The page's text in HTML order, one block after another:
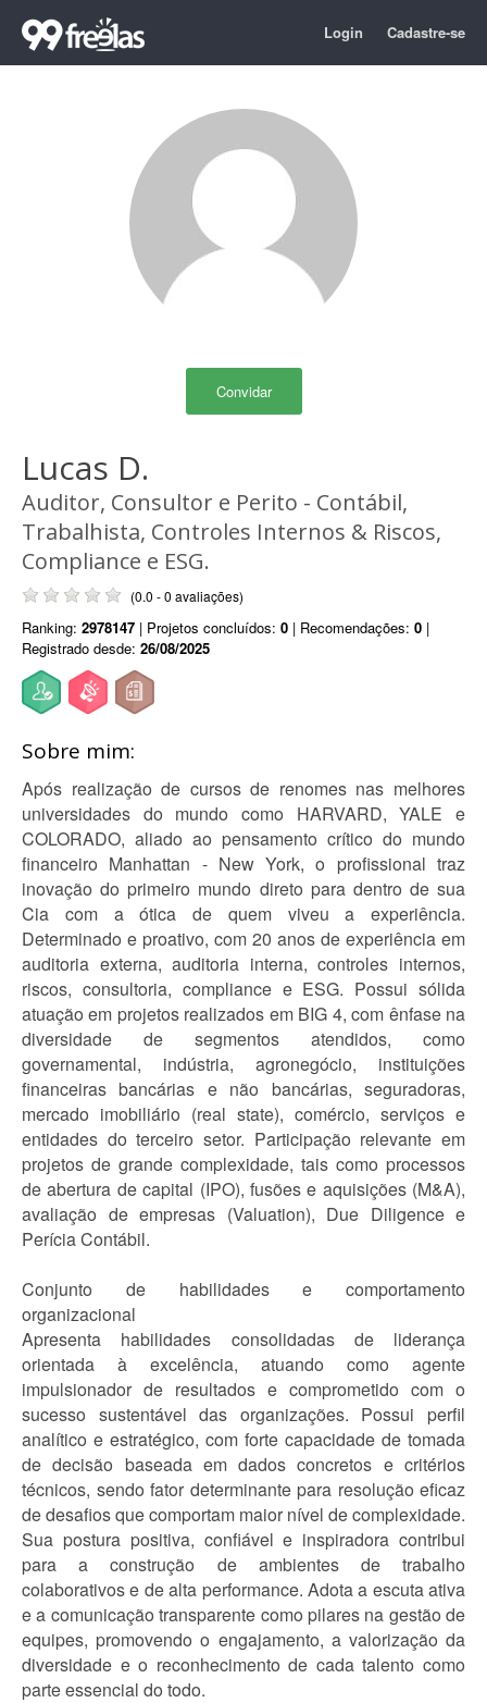
Login Cadastre-se
Convidar
Lucas D.
Auditor, Consultor e Perito - Contábil,
Trabalhista, Controles Internos & Riscos,
Compliance e ESG.
(0.0 - 0 avaliações)
Ranking: 2978147 | Projetos concluídos: 0 | Recomendações: 0 |
Registrado desde: 26/08/2025
Sobre mim:
Após realização de cursos de renomes nas melhores
universidades do mundo como HARVARD, YALE e
COLORADO, aliado ao pensamento crítico do mundo
financeiro Manhattan - New York, o profissional traz
inovação do primeiro mundo direto para dentro de sua
Cia com a ótica de quem viveu a experiência.
Determinado e proativo, com 20 anos de experiência em
auditoria externa, auditoria interna, controles internos,
riscos, consultoria, compliance e ESG. Possui sólida
atuação em projetos realizados em BIG 4, com ênfase na
diversidade de segmentos atendidos, como
governamental, indústria, agronegócio, instituições
financeiras bancárias e não bancárias, seguradoras,
mercado imobiliário (real state), comércio, serviços e
entidades do terceiro setor. Participação relevante em
projetos de grande complexidade, tais como processos
de abertura de capital (IPO), fusões e aquisições (M&A),
avaliação de empresas (Valuation), Due Diligence e
Perícia Contábil.
Conjunto de habilidades e comportamento
organizacional
Apresenta habilidades consolidadas de liderança
orientada à excelência, atuando como agente
impulsionador de resultados e comprometido com o
sucesso sustentável das organizações. Possui perfil
analítico e estratégico, com forte capacidade de tomada
de decisão baseada em dados concretos e critérios
técnicos, sendo fator determinante para resolução eficaz
de desafios que comportam maior nível de complexidade.
Sua postura positiva, confiável e inspiradora contribui
para a construção de ambientes de trabalho
colaborativos e de alta performance. Adota a escuta ativa
e a comunicação transparente como pilares na gestão de
equipes, promovendo o engajamento, a valorização da
diversidade e o reconhecimento de cada talento como
parte essencial do todo.